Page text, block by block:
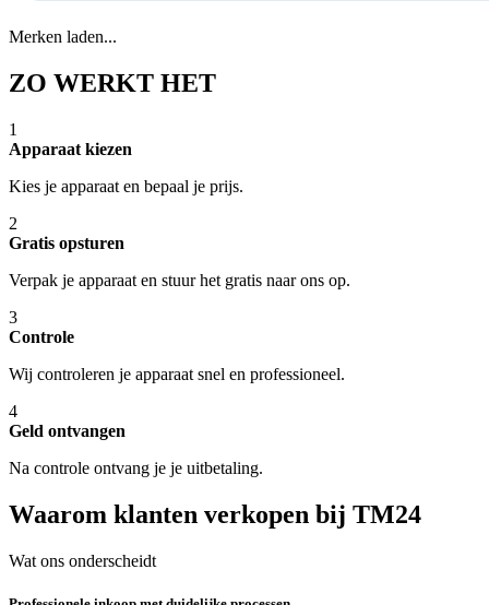
Merken laden...
ZO WERKT HET
1
Apparaat kiezen
Kies je apparaat en bepaal je prijs.
2
Gratis opsturen
Verpak je apparaat en stuur het gratis naar ons op.
3
Controle
Wij controleren je apparaat snel en professioneel.
4
Geld ontvangen
Na controle ontvang je je uitbetaling.
Waarom klanten verkopen bij TM24
Wat ons onderscheidt